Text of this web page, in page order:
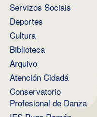
Servizos Sociais
Deportes
Cultura
Biblioteca
Arquivo
Atención Cidadá
Conservatorio
Profesional de Danza